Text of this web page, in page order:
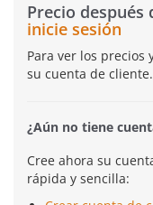
Precio después
inicie sesión
Para ver los precios
su cuenta de cliente.
¿Aún no tiene
Cree ahora su
rápida y sencilla: